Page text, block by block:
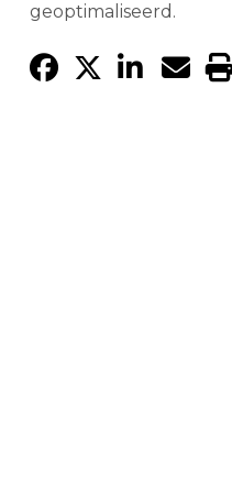
geoptimaliseerd.